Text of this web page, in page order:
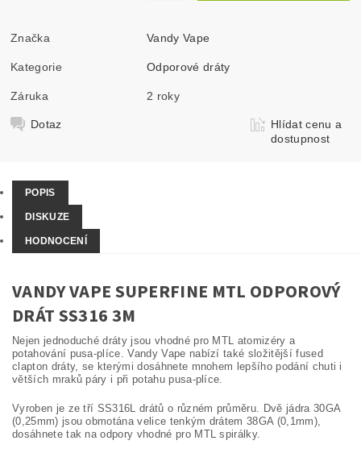
Značka Vandy Vape
Kategorie Odporové dráty
Záruka 2 roky
Dotaz
Hlídat cenu a
dostupnost
POPIS
DISKUZE
HODNOCENÍ
VANDY VAPE SUPERFINE MTL ODPOROVÝ
DRÁT SS316 3M
Nejen jednoduché dráty jsou vhodné pro MTL atomizéry a
potahování pusa-plíce. Vandy Vape nabízí také složitější fused
clapton dráty, se kterými dosáhnete mnohem lepšího podání chuti i
větších mraků páry i při potahu pusa-plíce.
Vyroben je ze tří SS316L drátů o různém průměru. Dvě jádra 30GA
(0,25mm) jsou obmotána velice tenkým drátem 38GA (0,1mm),
dosáhnete tak na odpory vhodné pro MTL spirálky.